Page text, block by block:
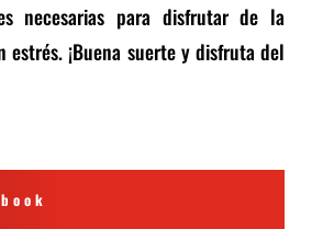
necesarias para disfrutar de la
estrés. ¡Buena suerte y disfruta del